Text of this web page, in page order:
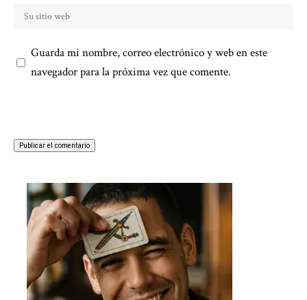
Guarda mi nombre, correo electrónico y web en este
navegador para la próxima vez que comente.